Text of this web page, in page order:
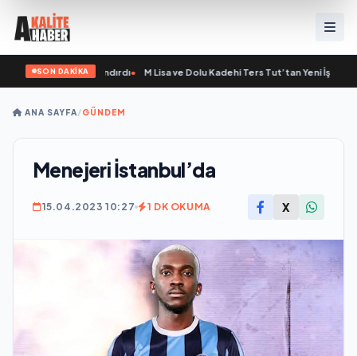
SON DAKİKA
Yeni Bir Marka Kazandırdı• M Lisa ve Dolu Kadehi Ters Tut’tan Yeni İş Birliği:
ANA SAYFA/GÜNDEM
Menejeri İstanbul’da
15.04.2023 10:27 1 DK OKUMA X